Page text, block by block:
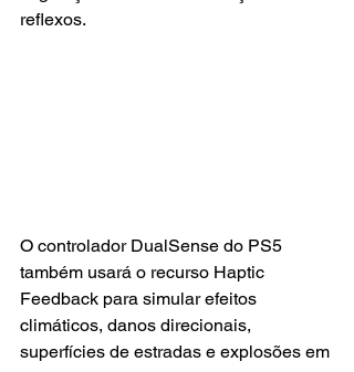
reflexos.
O controlador DualSense do PS5
também usará o recurso Haptic
Feedback para simular efeitos
climáticos, danos direcionais,
superfícies de estradas e explosões em